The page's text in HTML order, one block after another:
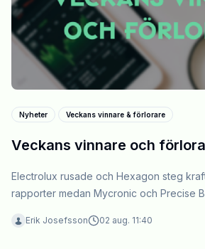
Nyheter Veckans vinnare & förlorare
Veckans vinnare och
Electrolux rusade och Hexagon steg
rapporter medan Mycronic och Precise
Erik Josefsson 02 aug. 11:40